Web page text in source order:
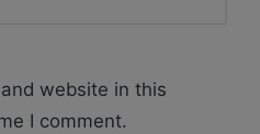
website in this
I comment.